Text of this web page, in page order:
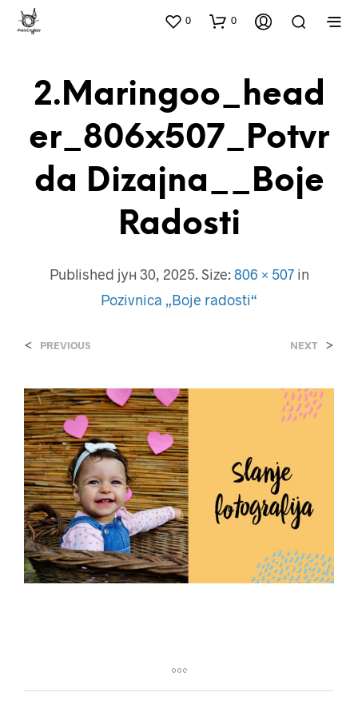
0 0
2.Maringoo_head
Er_806x507_Potvr
Da Dizajna__Boje
Radosti
Published јун 30, 2025. Size: 806 × 507in
Pozivnica „Boje radosti“
< PREVIOUS NEXT >